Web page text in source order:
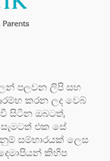
පලවන ලිපි සහ
කරන ලද වෙබ්
වී සිටින ඔබටත්,
එක සේ
සම්භාරයක් ලෙස
කිහිප